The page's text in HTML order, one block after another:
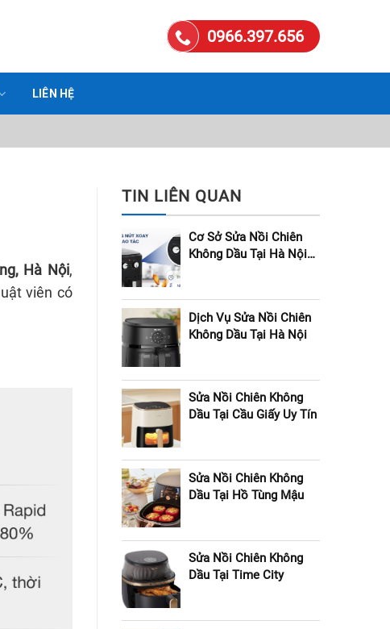
0966.397.656
LIÊN HỆ
Hà Nội,
viên có
TIN LIÊN QUAN
Cơ Sở Sửa Nồi Chiên
Không Dầu Tại Hà Nội
Dịch Vụ Sửa Nồi Chiên
Không Dầu Tại Hà Nội
Sửa Nồi Chiên Không
Dầu Tại Cầu Giấy Uy Tín
Sửa Nồi Chiên Không
Dầu Tại Hồ Tùng Mậu
Sửa Nồi Chiên Không
Dầu Tại Time City